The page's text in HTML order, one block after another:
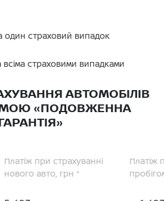
один страховий випадок
всіма страховими випадками
АВТОМОБІЛІВ
«ПОДОВЖЕННА
Платіж при страхуванні
нового авто, грн *
Платіж